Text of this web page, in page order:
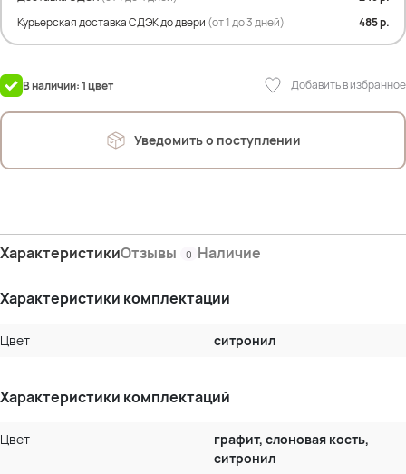
Курьерская доставка СДЭК до двери (от 1 до 3 дней) 485 р.
В наличии: 1 цвет Добавить в избранное
Уведомить о поступлении
ХарактеристикиОтзывы 0 Наличие
Характеристики комплектации
Цвет ситронил
Характеристики комплектаций
Цвет
графит, слоновая кость,
ситронил